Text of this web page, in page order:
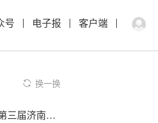
号 电子报 客户端
换一换
金融“!活水”润才兴科！第三届济南科技金融论坛·人才金融专场沙龙共探“科技+人才+金融”发展新路径